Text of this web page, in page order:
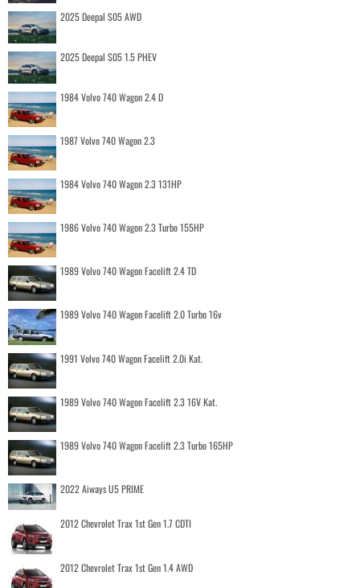
2025 Deepal S05 AWD
2025 Deepal S05 1.5 PHEV
1984 Volvo 740 Wagon 2.4 D
1987 Volvo 740 Wagon 2.3
1984 Volvo 740 Wagon 2.3 131HP
1986 Volvo 740 Wagon 2.3 Turbo 155HP
1989 Volvo 740 Wagon Facelift 2.4 TD
1989 Volvo 740 Wagon Facelift 2.0 Turbo 16v
1991 Volvo 740 Wagon Facelift 2.0i Kat.
1989 Volvo 740 Wagon Facelift 2.3 16V Kat.
1989 Volvo 740 Wagon Facelift 2.3 Turbo 165HP
2022 Aiways U5 PRIME
2012 Chevrolet Trax 1st Gen 1.7 CDTI
2012 Chevrolet Trax 1st Gen 1.4 AWD